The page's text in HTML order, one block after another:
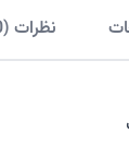
نظرات (0)